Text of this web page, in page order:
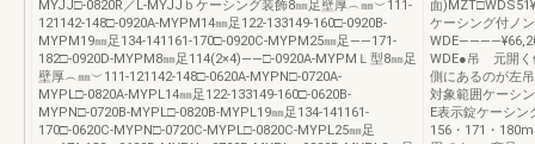
MYJJ□-0820R／L-MYJJｂケーシング装飾8㎜足壁厚︵㎜︶111-
121142-148□-0920A-MYPM14㎜足122-133149-160□-0920B-
MYPM19㎜足134-141161-170□-0920C-MYPM25㎜足――171-
182□-0920D-MYPM8㎜足114(2×4)――□-0920A-MYPMＬ型8㎜足
壁厚︵㎜︶111-121142-148□-0620A-MYPN□-0720A-
MYPL□-0820A-MYPL14㎜足122-133149-160□-0620B-
MYPN□-0720B-MYPL□-0820B-MYPL19㎜足134-141161-
170□-0620C-MYPN□-0720C-MYPL□-0820C-MYPL25㎜足
面
ケーシング付ノ
WDE●吊 元開く
側にあるのが左
対象範囲ケーシ
E表示錠ケーシ
156・171・